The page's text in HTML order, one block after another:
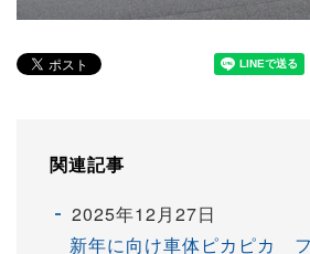
関連記事
2025年12月27日
新年に向け車体ピカピカ